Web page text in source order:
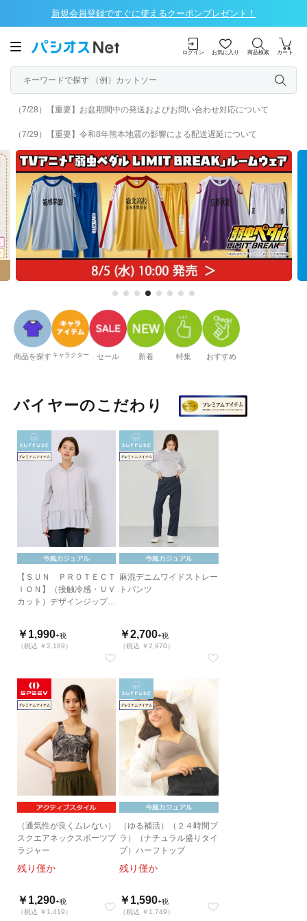
新規会員登録ですぐに使えるクーポンプレゼント！
ログイン お気に入り 商品検索 カート
（7/28）【重要】お盆期間中の発送およびお問い合わせ対応について
（7/29）【重要】令和8年熊本地震の影響による配送遅延について
商品を探す キャラクター セール 新着 特集 おすすめ
バイヤーのこだわり
【ＳＵＮ ＰＲＯＴＥＣＴ
ＩＯＮ】（接触冷感・ＵＶ
カット）デザインジップパ
￥1,990+税
（税込 ￥2,189）
麻混デニムワイドストレー
トパンツ
￥2,700+税
（税込 ￥2,970）
（通気性が良くムレない）
スクエアネックスポーツブ
ラジャー
残り僅か
￥1,290+税
（税込 ￥1,419）
（ゆる補活）（２４時間ブ
ラ）（ナチュラル盛りタイ
プ）ハーフトップ
残り僅か
￥1,590+税
（税込 ￥1,749）